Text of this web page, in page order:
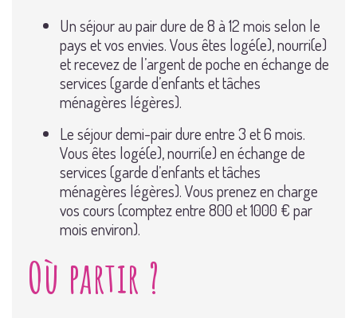
Un séjour au pair dure de 8 à 12 mois selon le
pays et vos envies. Vous êtes logé(e), nourri(e)
et recevez de l’argent de poche en échange de
services (garde d’enfants et tâches
ménagères légères).
Le séjour demi-pair dure entre 3 et 6 mois.
Vous êtes logé(e), nourri(e) en échange de
services (garde d’enfants et tâches
ménagères légères). Vous prenez en charge
vos cours (comptez entre 800 et 1000 € par
mois environ).
Où partir ?